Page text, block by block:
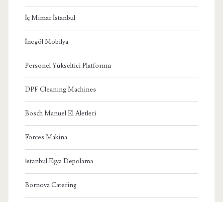
İç Mimar İstanbul
İnegöl Mobilya
Personel Yükseltici Platformu
DPF Cleaning Machines
Bosch Manuel El Aletleri
Forces Makina
İstanbul Eşya Depolama
Bornova Catering